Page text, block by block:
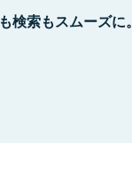
検索もスムーズに。